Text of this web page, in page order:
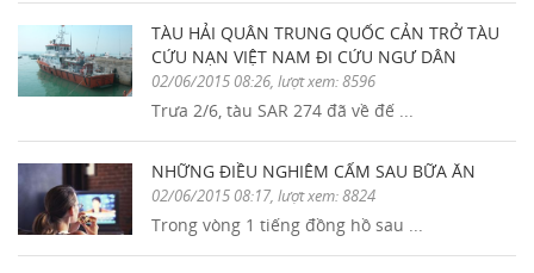
TÀU HẢI QUÂN TRUNG QUỐC CẢN TRỞ TÀU
CỨU NẠN VIỆT NAM ĐI CỨU NGƯ DÂN
02/06/2015 08:26, lượt xem: 8596
Trưa 2/6, tàu SAR 274 đã về đế ...
NHỮNG ĐIỀU NGHIÊM CẤM SAU BỮA ĂN
02/06/2015 08:17, lượt xem: 8824
Trong vòng 1 tiếng đồng hồ sau ...